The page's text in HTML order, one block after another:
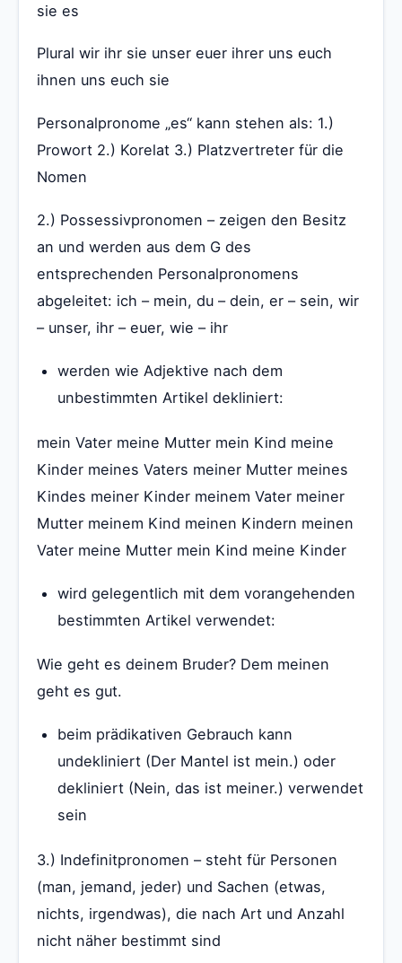
sie es
Plural wir ihr sie unser euer ihrer uns euch
ihnen uns euch sie
Personalpronome „es“ kann stehen als: 1.)
Prowort 2.) Korelat 3.) Platzvertreter für die
Nomen
2.) Possessivpronomen – zeigen den Besitz
an und werden aus dem G des
entsprechenden Personalpronomens
abgeleitet: ich – mein, du – dein, er – sein, wir
– unser, ihr – euer, wie – ihr
werden wie Adjektive nach dem
unbestimmten Artikel dekliniert:
mein Vater meine Mutter mein Kind meine
Kinder meines Vaters meiner Mutter meines
Kindes meiner Kinder meinem Vater meiner
Mutter meinem Kind meinen Kindern meinen
Vater meine Mutter mein Kind meine Kinder
wird gelegentlich mit dem vorangehenden
bestimmten Artikel verwendet:
Wie geht es deinem Bruder? Dem meinen
geht es gut.
beim prädikativen Gebrauch kann
undekliniert (Der Mantel ist mein.) oder
dekliniert (Nein, das ist meiner.) verwendet
sein
3.) Indefinitpronomen – steht für Personen
(man, jemand, jeder) und Sachen (etwas,
nichts, irgendwas), die nach Art und Anzahl
nicht näher bestimmt sind